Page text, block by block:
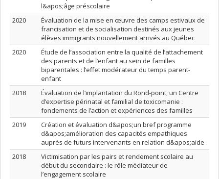
l&apos;âge préscolaire
2020
Évaluation de la mise en œuvre des camps estivaux de
francisation et de socialisation destinés aux jeunes
élèves immigrants nouvellement arrivés au Québec
2020
Étude de l’association entre la qualité de l’attachement
des parents et de l’enfant au sein de familles
biparentales : l’effet modérateur du temps parent-
enfant
2018
Évaluation de l’implantation du Rond-point, un Centre
d’expertise périnatal et familial de toxicomanie :
fondements de l’action et expériences des familles
2019
Création et évaluation d&apos;un bref programme
d&apos;amélioration des capacités empathiques
auprès de futurs intervenants en relation d&apos;aide
2018
Victimisation par les pairs et rendement scolaire au
début du secondaire : le rôle médiateur de
l’engagement scolaire